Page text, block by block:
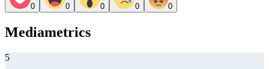
0 0 0 0 0
Mediametrics
5